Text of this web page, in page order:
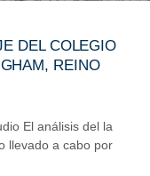
DEL COLEGIO
REINO
El análisis del la
llevado a cabo por